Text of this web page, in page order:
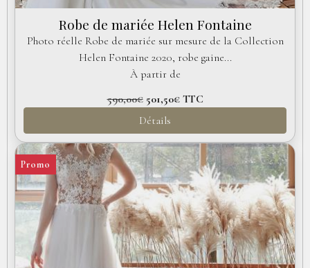
Robe de mariée Helen Fontaine
Photo réelle Robe de mariée sur mesure de la Collection
Helen Fontaine 2020, robe gaine...
À partir de
590,00€ 501,50€ TTC
Détails
Promo
Accéder à la boutique Tenuesdesoiree.com